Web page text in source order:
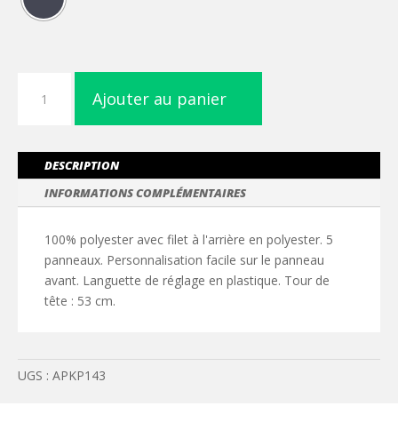
Casquette
enfant
Ajouter au panier
DESCRIPTION
INFORMATIONS COMPLÉMENTAIRES
100% polyester avec filet à l'arrière en polyester. 5
panneaux. Personnalisation facile sur le panneau
avant. Languette de réglage en plastique. Tour de
tête : 53 cm.
UGS : APKP143